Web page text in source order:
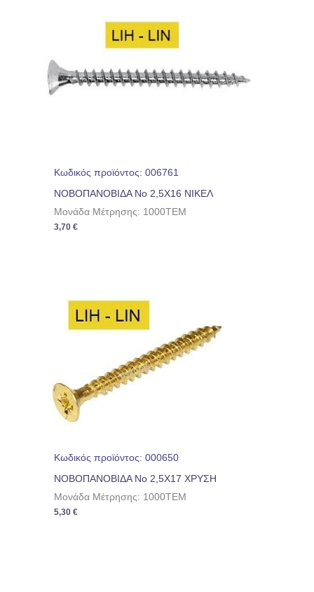
Κωδικός προϊόντος: 006761
ΝΟΒΟΠΑΝΟΒΙΔΑ No 2,5Χ16 ΝΙΚΕΛ
Μονάδα Μέτρησης: 1000TEM
3,70€
Κωδικός προϊόντος: 000650
ΝΟΒΟΠΑΝΟΒΙΔΑ No 2,5Χ17 ΧΡΥΣΗ
Μονάδα Μέτρησης: 1000TEM
5,30€